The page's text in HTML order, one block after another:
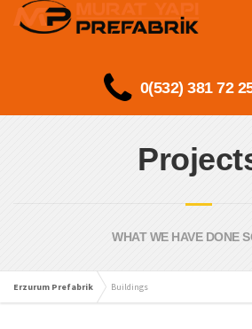
0(532) 381 72
WHAT WE HAVE DONE
Erzurum Prefabrik Buildings